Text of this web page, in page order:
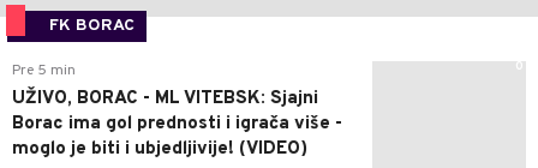
FK BORAC
0
Pre 5 min
UŽIVO, BORAC - ML VITEBSK: Sjajni
Borac ima gol prednosti i igrača više -
moglo je biti i ubjedljivije! (VIDEO)